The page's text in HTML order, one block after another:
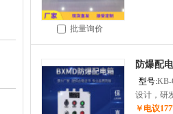
批量询价
防爆配
型号:KB-
设计，研
￥电议